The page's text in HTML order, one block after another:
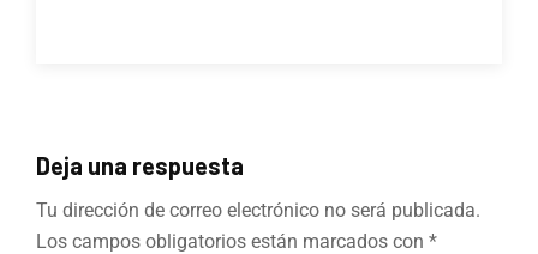
Deja una respuesta
Tu dirección de correo electrónico no será publicada.
Los campos obligatorios están marcados con *